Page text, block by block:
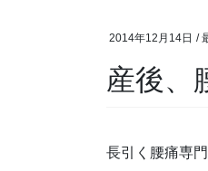
2014年12月14日 /
産後、
長引く腰痛専